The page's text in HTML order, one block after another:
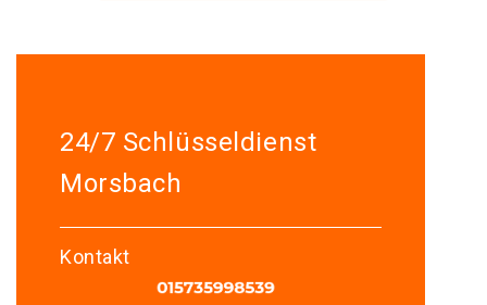
24/7 Schlüsseldienst
Morsbach
Kontakt